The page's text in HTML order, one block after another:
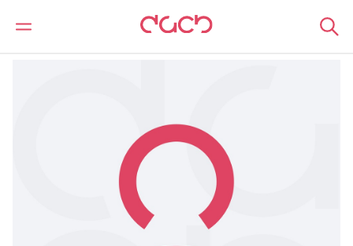
DAC Beachcroft Notre Équipe Anthony Nicolson